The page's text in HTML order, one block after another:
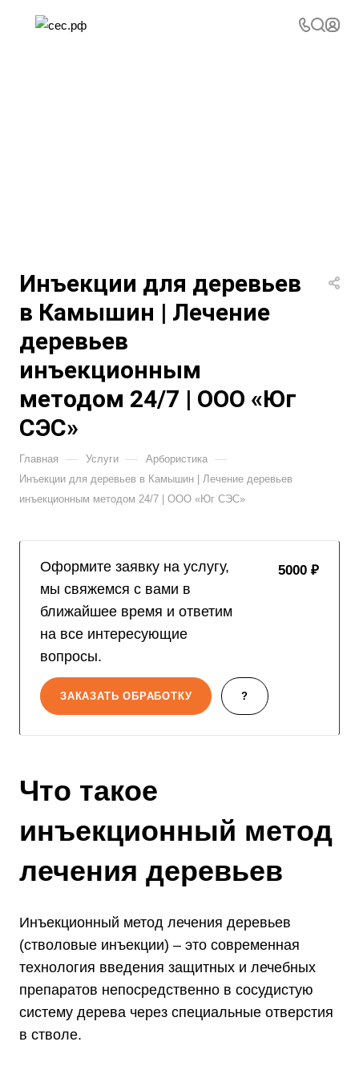
Инъекции для деревьев
в Камышин | Лечение
деревьев
инъекционным
методом 24/7 | ООО «Юг
СЭС»
Главная — Услуги — Арбористика —
Инъекции для деревьев в Камышин | Лечение деревьев
инъекционным методом 24/7 | ООО «Юг СЭС»
Оформите заявку на услугу,
мы свяжемся с вами в
ближайшее время и ответим
на все интересующие
вопросы.
5000 ₽
ЗАКАЗАТЬ ОБРАБОТКУ ?
Что такое
инъекционный метод
лечения деревьев
Инъекционный метод лечения деревьев
(стволовые инъекции) – это современная
технология введения защитных и лечебных
препаратов непосредственно в сосудистую
систему дерева через специальные отверстия
в стволе.